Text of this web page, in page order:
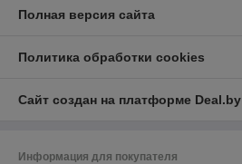
Полная версия сайта
Политика обработки cookies
Сайт создан на платформе Deal.by
Информация для покупателя